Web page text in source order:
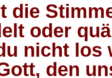
die
oder
nicht los
den